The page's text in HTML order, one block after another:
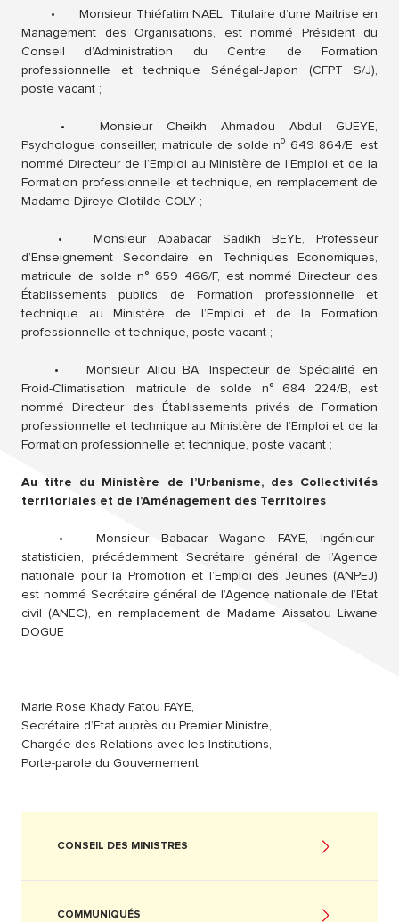
•
Monsieur Thiéfatim NAEL, Titulaire d’une Maitrise en
Management des Organisations, est nommé Président du
Conseil d’Administration du Centre de Formation
professionnelle et technique Sénégal-Japon (CFPT S/J),
poste vacant ;
•
Monsieur Cheikh Ahmadou Abdul GUEYE,
Psychologue conseiller, matricule de solde n⁰ 649 864/E, est
nommé Directeur de l’Emploi au Ministère de l’Emploi et de la
Formation professionnelle et technique, en remplacement de
Madame Djireye Clotilde COLY ;
•
Monsieur Ababacar Sadikh BEYE, Professeur
d’Enseignement Secondaire en Techniques Economiques,
matricule de solde n° 659 466/F, est nommé Directeur des
Établissements publics de Formation professionnelle et
technique au Ministère de l’Emploi et de la Formation
professionnelle et technique, poste vacant ;
•
Monsieur Aliou BA, Inspecteur de Spécialité en
Froid-Climatisation, matricule de solde n° 684 224/B, est
nommé Directeur des Établissements privés de Formation
professionnelle et technique au Ministère de l’Emploi et de la
Formation professionnelle et technique, poste vacant ;
Au titre du Ministère de l’Urbanisme, des Collectivités
territoriales et de l’Aménagement des Territoires
•
Monsieur Babacar Wagane FAYE, Ingénieur-
statisticien, précédemment Secrétaire général de l’Agence
nationale pour la Promotion et l’Emploi des Jeunes (ANPEJ)
est nommé Secrétaire général de l’Agence nationale de l’Etat
civil (ANEC), en remplacement de Madame Aissatou Liwane
DOGUE ;
Marie Rose Khady Fatou FAYE,
Secrétaire d’Etat auprès du Premier Ministre,
Chargée des Relations avec les Institutions,
Porte-parole du Gouvernement
CONSEIL DES MINISTRES
COMMUNIQUÉS